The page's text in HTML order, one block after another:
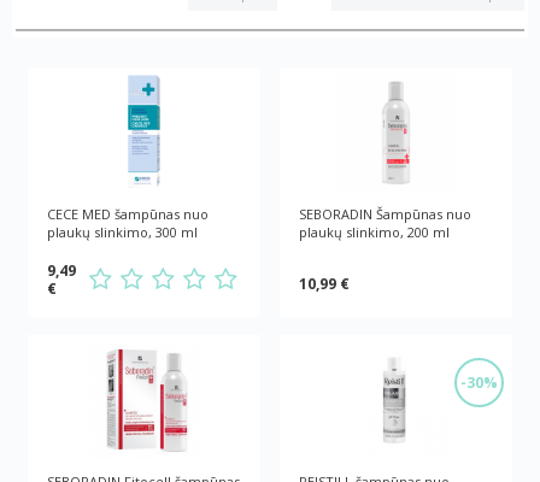
CECE MED šampūnas nuo
plaukų slinkimo, 300 ml
9,49
€
SEBORADIN Šampūnas nuo
plaukų slinkimo, 200 ml
10,99 €
-30%